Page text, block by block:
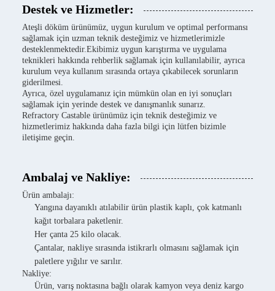
Destek ve Hizmetler:
Ateşli döküm ürünümüz, uygun kurulum ve optimal performansı
sağlamak için uzman teknik desteğimiz ve hizmetlerimizle
desteklenmektedir.Ekibimiz uygun karıştırma ve uygulama
teknikleri hakkında rehberlik sağlamak için kullanılabilir, ayrıca
kurulum veya kullanım sırasında ortaya çıkabilecek sorunların
giderilmesi.
Ayrıca, özel uygulamanız için mümkün olan en iyi sonuçları
sağlamak için yerinde destek ve danışmanlık sunarız.
Refractory Castable ürünümüz için teknik desteğimiz ve
hizmetlerimiz hakkında daha fazla bilgi için lütfen bizimle
iletişime geçin.
Ambalaj ve Nakliye:
Ürün ambalajı:
Yangına dayanıklı atılabilir ürün plastik kaplı, çok katmanlı
kağıt torbalara paketlenir.
Her çanta 25 kilo olacak.
Çantalar, nakliye sırasında istikrarlı olmasını sağlamak için
paletlere yığılır ve sarılır.
Nakliye:
Ürün, varış noktasına bağlı olarak kamyon veya deniz kargo